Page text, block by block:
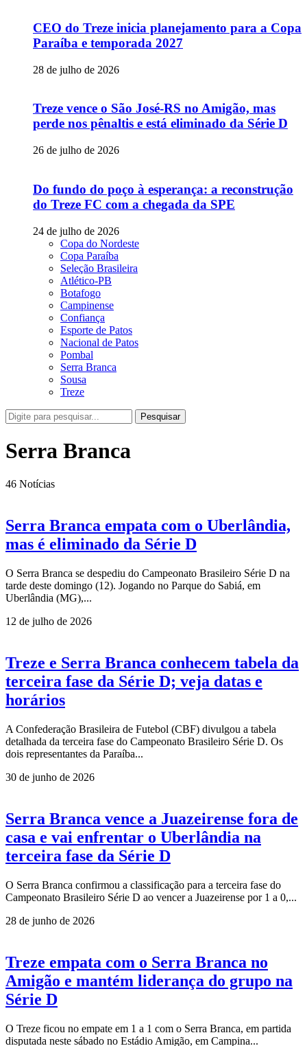
CEO do Treze inicia planejamento para a Copa
Paraíba e temporada 2027
28 de julho de 2026
Treze vence o São José-RS no Amigão, mas
perde nos pênaltis e está eliminado da Série D
26 de julho de 2026
Do fundo do poço à esperança: a reconstrução
do Treze FC com a chegada da SPE
24 de julho de 2026
Copa do Nordeste
Copa Paraíba
Seleção Brasileira
Atlético-PB
Botafogo
Campinense
Confiança
Esporte de Patos
Nacional de Patos
Pombal
Serra Branca
Sousa
Treze
Pesquisar
Serra Branca
46 Notícias
Serra Branca empata com o Uberlândia,
mas é eliminado da Série D
O Serra Branca se despediu do Campeonato Brasileiro Série D na
tarde deste domingo (12). Jogando no Parque do Sabiá, em
Uberlândia (MG),...
12 de julho de 2026
Treze e Serra Branca conhecem tabela da
terceira fase da Série D; veja datas e
horários
A Confederação Brasileira de Futebol (CBF) divulgou a tabela
detalhada da terceira fase do Campeonato Brasileiro Série D. Os
dois representantes da Paraíba...
30 de junho de 2026
Serra Branca vence a Juazeirense fora de
casa e vai enfrentar o Uberlândia na
terceira fase da Série D
O Serra Branca confirmou a classificação para a terceira fase do
Campeonato Brasileiro Série D ao vencer a Juazeirense por 1 a 0,...
28 de junho de 2026
Treze empata com o Serra Branca no
Amigão e mantém liderança do grupo na
Série D
O Treze ficou no empate em 1 a 1 com o Serra Branca, em partida
disputada neste sábado no Estádio Amigão, em Campina...